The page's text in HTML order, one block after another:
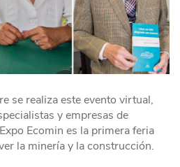
se realiza este evento virtual,
y empresas de
Ecomin es la primera feria
la minería y la construcción.